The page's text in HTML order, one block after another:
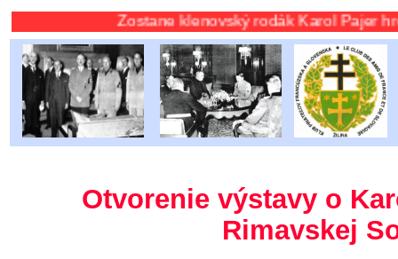
Zostane klenovský rodák Karol Pajer hrdinom
Otvorenie výstavy o
Rimavskej